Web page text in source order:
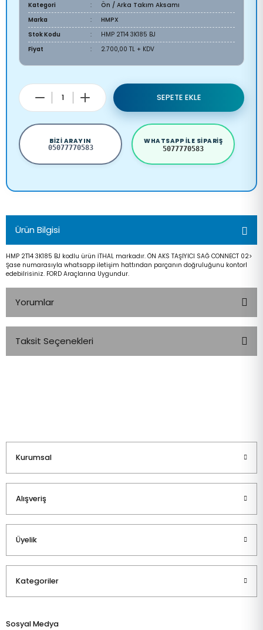
Kategori
Ön / Arka Takım Aksamı
Marka
HMPX
Stok Kodu
HMP 2T14 3K185 BJ
Fiyat
2.700,00 TL + KDV
SEPETE EKLE
BIZI ARAYIN
05077770583
WHATSAPP ILE SIPARIŞ
5077770583
Ürün Bilgisi
HMP 2T14 3K185 BJ kodlu ürün İTHAL markadır. ÖN AKS TAŞIYICI SAĞ CONNECT 02>
Şase numarasıyla whatsapp iletişim hattından parçanın doğruluğunu kontorl
edebilrisiniz. FORD Araçlarına Uygundur.
Yorumlar
Taksit Seçenekleri
Kurumsal
Alışveriş
Üyelik
Kategoriler
Sosyal Medya